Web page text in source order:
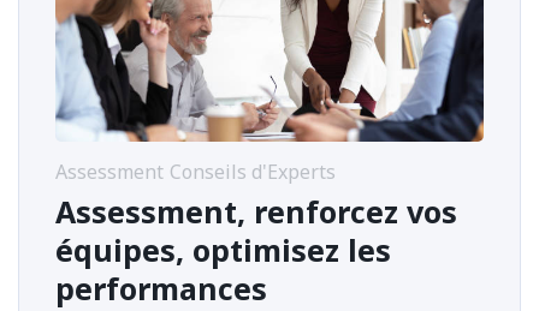
Assessment Conseils d'Experts
Assessment, renforcez vos
équipes, optimisez les
performances